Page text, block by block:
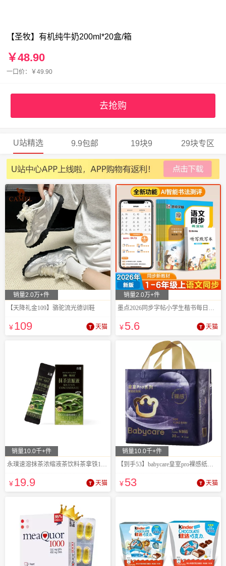
【圣牧】有机纯牛奶200ml*20盒/箱
￥48.90
一口价：￥49.90
去抢购
U站精选 9.9包邮 19块9 29块专区
销量2.0万+件
【天降礼金109】骆驼流光德训鞋
¥109 天猫
销量2.0万+件
墨点2026同步字帖小学生楷书每日一练
¥5.6 天猫
销量10.0千+件
永璞速溶抹茶浓缩液茶饮料茶拿铁18g*7
¥19.9 天猫
销量10.0千+件
【到手53】babycare皇室pro裸感纸尿裤
¥53 天猫